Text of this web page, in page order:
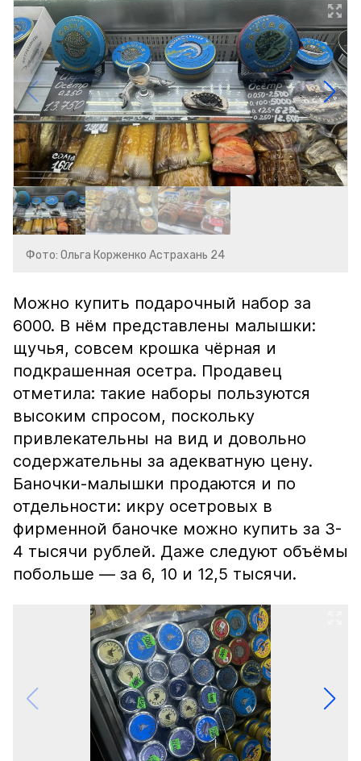
Фото: Ольга Корженко Астрахань 24
Можно купить подарочный набор за
6000. В нём представлены малышки:
щучья, совсем крошка чёрная и
подкрашенная осетра. Продавец
отметила: такие наборы пользуются
высоким спросом, поскольку
привлекательны на вид и довольно
содержательны за адекватную цену.
Баночки-малышки продаются и по
отдельности: икру осетровых в
фирменной баночке можно купить за 3-
4 тысячи рублей. Даже следуют объёмы
побольше — за 6, 10 и 12,5 тысячи.